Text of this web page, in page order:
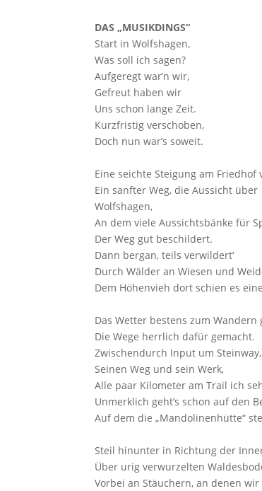
DAS „MUSIKDINGS“
Start in Wolfshagen,
Was soll ich sagen?
Aufgeregt war’n wir,
Gefreut haben wir
Uns schon lange Zeit.
Kurzfristig verschoben,
Doch nun war’s soweit.
Eine seichte Steigung am Friedhof
Ein sanfter Weg, die Aussicht über
Wolfshagen,
An dem viele Aussichtsbänke für
Der Weg gut beschildert.
Dann bergan, teils verwildert‘
Durch Wälder an Wiesen und
Dem Höhenvieh dort schien es
Das Wetter bestens zum Wandern
Die Wege herrlich dafür gemacht.
Zwischendurch Input um Steinway,
Seinen Weg und sein Werk,
Alle paar Kilometer am Trail ich
Unmerklich geht’s schon auf den
Auf dem die „Mandolinenhütte“
Steil hinunter in Richtung der
Über urig verwurzelten
Vorbei an Stäuchern, an denen